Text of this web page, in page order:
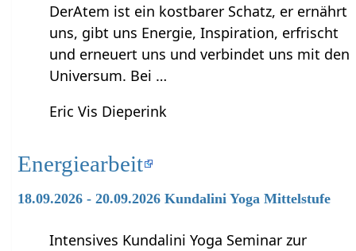
DerAtem ist ein kostbarer Schatz, er ernährt
uns, gibt uns Energie, Inspiration, erfrischt
und erneuert uns und verbindet uns mit den
Universum. Bei …
Eric Vis Dieperink
Energiearbeit
18.09.2026 - 20.09.2026 Kundalini Yoga Mittelstufe
Intensives Kundalini Yoga Seminar zur